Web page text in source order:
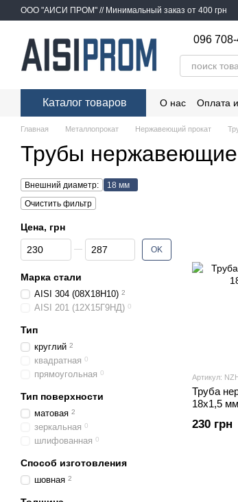
Перейти к основному контенту
ООО "АИСИ ПРОМ" // Минимальный заказ от 400 грн
096
Каталог товаров О нас Оплата
Главная Металлопрокат Нержавеющий прокат
Трубы
Артикул:
Труба
18х1,5
230 грн
Внешний диаметр:
18 мм
Очистить фильтр
Цена, грн
От Цена, грн
До Цена, грн OK
Марка стали
AISI 304 (08Х18Н10) 2
AISI 201 (12Х15Г9НД) 0
Тип
круглий 2
квадратная 0
прямоугольная 0
Тип поверхности
матовая 2
зеркальная 0
шлифованная 0
Способ изготовления
шовная 2